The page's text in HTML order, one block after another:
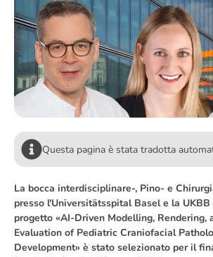
Questa pagina è stata tradotta
La bocca interdisciplinare‑, Pino‑ e
presso l'Universitätsspital Basel e la
progetto «AI-Driven Modelling, Rendering,
Evaluation of Pediatric Craniofacial
Development» è stato selezionato per il